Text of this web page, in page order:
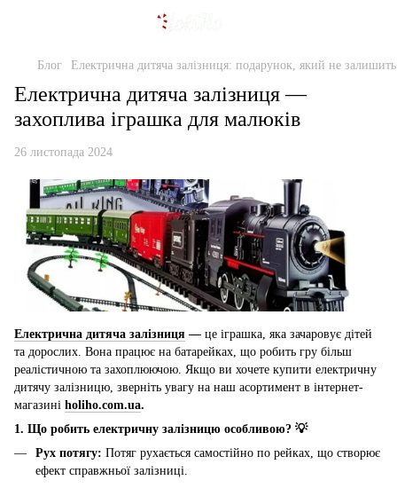
Блог Електрична дитяча залізниця: подарунок, який не
Електрична дитяча залізниця —
захоплива іграшка для малюків
26 листопада 2024
Електрична дитяча залізниця — це іграшка, яка зачаровує дітей
та дорослих. Вона працює на батарейках, що робить гру більш
реалістичною та захоплюючою. Якщо ви хочете купити електричну
дитячу залізницю, зверніть увагу на наш асортимент в інтернет-
магазині holiho.com.ua.
1. Що робить електричну залізницю особливою? 💡
Рух потягу: Потяг рухається самостійно по рейках, що створює
ефект справжньої залізниці.